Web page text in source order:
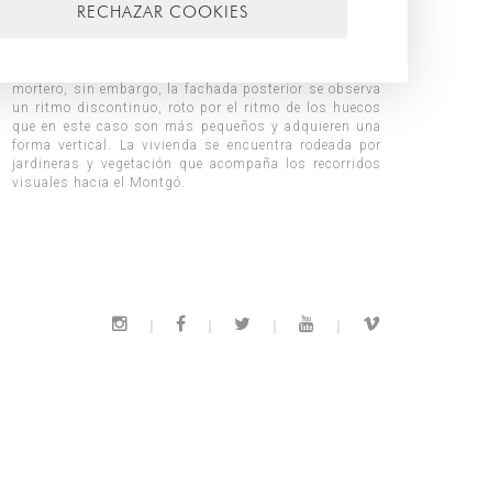
visuales hacia el Montgó.
RECHAZAR COOKIES